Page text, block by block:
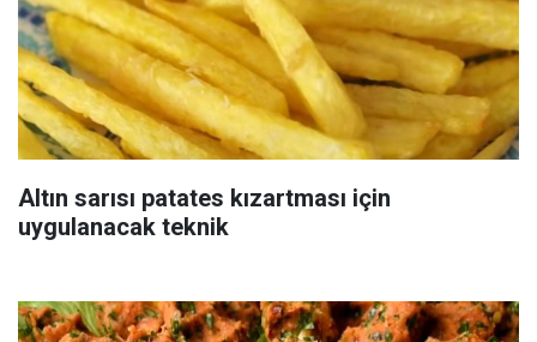
Altın sarısı patates kızartması için
uygulanacak teknik